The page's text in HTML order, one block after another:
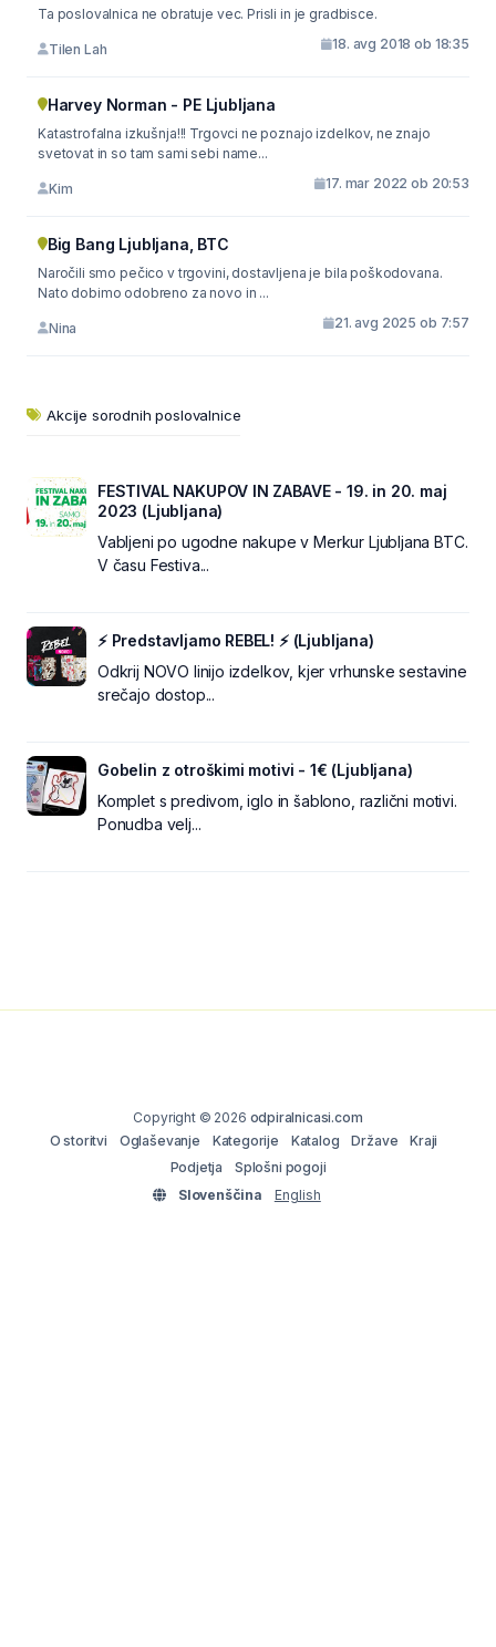
Ta poslovalnica ne obratuje vec. Prisli in je gradbisce.
Tilen Lah 18. avg 2018 ob 18:35
Harvey Norman - PE Ljubljana
Katastrofalna izkušnja!!! Trgovci ne poznajo izdelkov, ne znajo
svetovat in so tam sami sebi name...
Kim 17. mar 2022 ob 20:53
Big Bang Ljubljana, BTC
Naročili smo pečico v trgovini, dostavljena je bila poškodovana.
Nato dobimo odobreno za novo in ...
Nina 21. avg 2025 ob 7:57
Akcije sorodnih poslovalnice
FESTIVAL NAKUPOV IN ZABAVE - 19. in 20. maj
2023 (Ljubljana)
Vabljeni po ugodne nakupe v Merkur Ljubljana BTC.
V času Festiva...
⚡ Predstavljamo REBEL! ⚡ (Ljubljana)
Odkrij NOVO linijo izdelkov, kjer vrhunske sestavine
srečajo dostop...
Gobelin z otroškimi motivi - 1€ (Ljubljana)
Komplet s predivom, iglo in šablono, različni motivi.
Ponudba velj...
Copyright © 2026 odpiralnicasi.com
O storitvi
Oglaševanje Kategorije Katalog Države
Kraji
Podjetja
Splošni pogoji
Slovenščina
English